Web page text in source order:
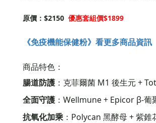
原價：$2150 優惠套組價$1899
《免疫機能保健粉》看更多商品資訊
商品特色：
腸道防護 ：克菲爾菌 M1 後生元 +
全面守護 ：Wellmune + Epicor β-
抗氧化加乘 ：Polycan 黑酵母 + 紫